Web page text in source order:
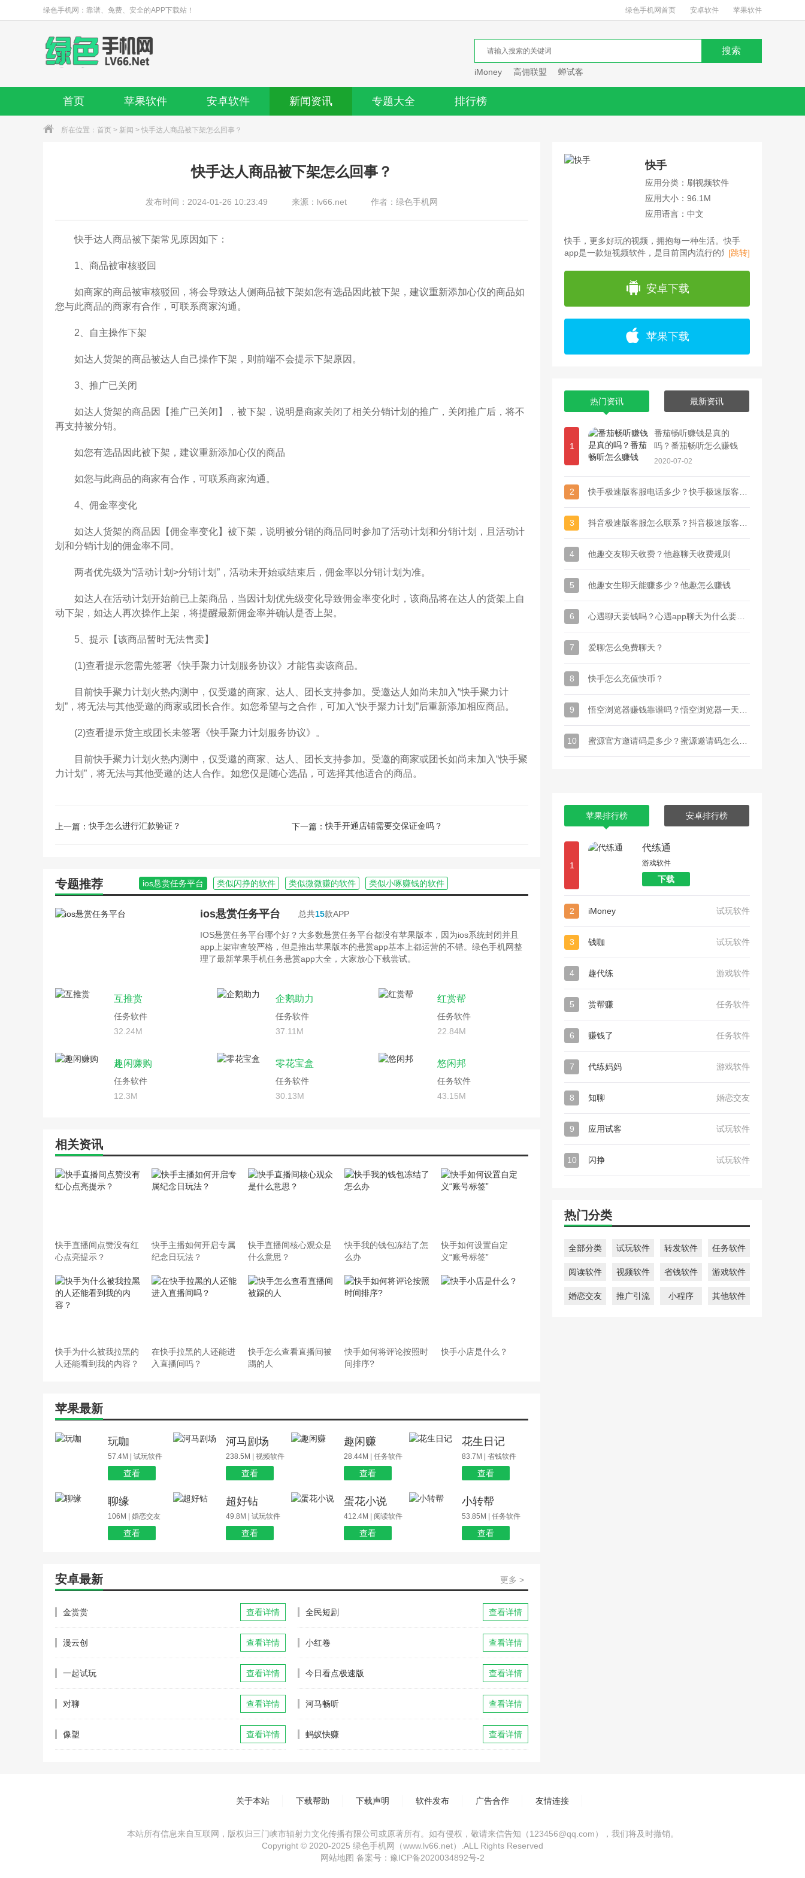
绿色手机网：靠谱、免费、安全的APP下载站！ 绿色手机网首页 安卓软件 苹果软件
iMoney 高佣联盟 蝉试客
首页 苹果软件 安卓软件 新闻资讯 专题大全 排行榜
所在位置： 首页 > 新闻 > 快手达人商品被下架怎么回事？
快手达人商品被下架怎么回事？
发布时间：2024-01-26 10:23:49 来源：lv66.net 作者：绿色手机网
快手达人商品被下架常见原因如下：
1、商品被审核驳回
如商家的商品被审核驳回，将会导致达人侧商品被下架如您有选品因此被下架，建议重新添加心仪的商品如
您与此商品的商家有合作，可联系商家沟通。
2、自主操作下架
如达人货架的商品被达人自己操作下架，则前端不会提示下架原因。
3、推广已关闭
如达人货架的商品因【推广已关闭】，被下架，说明是商家关闭了相关分销计划的推广，关闭推广后，将不
再支持被分销。
如您有选品因此被下架，建议重新添加心仪的商品
如您与此商品的商家有合作，可联系商家沟通。
4、佣金率变化
如达人货架的商品因【佣金率变化】被下架，说明被分销的商品同时参加了活动计划和分销计划，且活动计
划和分销计划的佣金率不同。
两者优先级为“活动计划>分销计划”，活动未开始或结束后，佣金率以分销计划为准。
如达人在活动计划开始前已上架商品，当因计划优先级变化导致佣金率变化时，该商品将在达人的货架上自
动下架，如达人再次操作上架，将提醒最新佣金率并确认是否上架。
5、提示【该商品暂时无法售卖】
(1)查看提示您需先签署《快手聚力计划服务协议》才能售卖该商品。
目前快手聚力计划火热内测中，仅受邀的商家、达人、团长支持参加。受邀达人如尚未加入“快手聚力计
划”，将无法与其他受邀的商家或团长合作。如您希望与之合作，可加入“快手聚力计划”后重新添加相应商品。
(2)查看提示货主或团长未签署《快手聚力计划服务协议》。
目前快手聚力计划火热内测中，仅受邀的商家、达人、团长支持参加。受邀的商家或团长如尚未加入“快手聚
力计划”，将无法与其他受邀的达人合作。如您仅是随心选品，可选择其他适合的商品。
上一篇： 快手怎么进行汇款验证？ 下一篇： 快手开通店铺需要交保证金吗？
专题推荐 ios悬赏任务平台 类似闪挣的软件 类似微微赚的软件 类似小啄赚钱的软件
ios悬赏任务平台 总共15款APP
IOS悬赏任务平台哪个好？大多数悬赏任务平台都没有苹果版本，因为ios系统封闭并且
app上架审查较严格，但是推出苹果版本的悬赏app基本上都运营的不错。绿色手机网整
理了最新苹果手机任务悬赏app大全，大家放心下载尝试。
互推赏
任务软件
32.24M
企鹅助力
任务软件
37.11M
红赏帮
任务软件
22.84M
趣闲赚购
任务软件
12.3M
零花宝盒
任务软件
30.13M
悠闲邦
任务软件
43.15M
相关资讯
快手直播间点赞没有红
心点亮提示？
快手主播如何开启专属
纪念日玩法？
快手直播间核心观众是
什么意思？
快手我的钱包冻结了怎
么办
快手如何设置自定
义“账号标签”
快手为什么被我拉黑的
人还能看到我的内容？
在快手拉黑的人还能进
入直播间吗？
快手怎么查看直播间被
踢的人
快手如何将评论按照时
间排序?
快手小店是什么？
苹果最新
玩咖
57.4M | 试玩软件
查看
河马剧场
238.5M | 视频软件
查看
趣闲赚
28.44M | 任务软件
查看
花生日记
83.7M | 省钱软件
查看
聊缘
106M | 婚恋交友
查看
超好钻
49.8M | 试玩软件
查看
蛋花小说
412.4M | 阅读软件
查看
小转帮
53.85M | 任务软件
查看
安卓最新 更多 >
金赏赏 查看详情 全民短剧 查看详情
漫云创 查看详情 小红卷 查看详情
一起试玩 查看详情 今日看点极速版 查看详情
对聊 查看详情 河马畅听 查看详情
像塑 查看详情 蚂蚁快赚 查看详情
快手
应用分类：刷视频软件
应用大小：96.1M
应用语言：中文
快手，更多好玩的视频，拥抱每一种生活。快手
app是一款短视频软件，是目前国内流行的短视频
[跳转]
安卓下载
苹果下载
热门资讯 最新资讯
1
番茄畅听赚钱是真的
吗？番茄畅听怎么赚钱
2020-07-02
2
3
4 他趣交友聊天收费？他趣聊天收费规则
5 他趣女生聊天能赚多少？他趣怎么赚钱
6
7 爱聊怎么免费聊天？
8 快手怎么充值快币？
9
10
苹果排行榜 安卓排行榜
1
代练通
游戏软件
下载
2 iMoney 试玩软件
3 钱咖 试玩软件
4 趣代练 游戏软件
5 赏帮赚 任务软件
6 赚钱了 任务软件
7 代练妈妈 游戏软件
8 知聊 婚恋交友
9 应用试客 试玩软件
10 闪挣 试玩软件
热门分类
全部分类 试玩软件 转发软件 任务软件
阅读软件 视频软件 省钱软件 游戏软件
婚恋交友 推广引流 小程序 其他软件
关于本站 下载帮助 下载声明 软件发布 广告合作 友情连接
本站所有信息来自互联网，版权归三门峡市辐射力文化传播有限公司或原著所有。如有侵权，敬请来信告知（123456@qq.com），我们将及时撤销。
Copyright © 2020-2025 绿色手机网（www.lv66.net）.ALL Rights Reserved
网站地图 备案号： 豫ICP备2020034892号-2